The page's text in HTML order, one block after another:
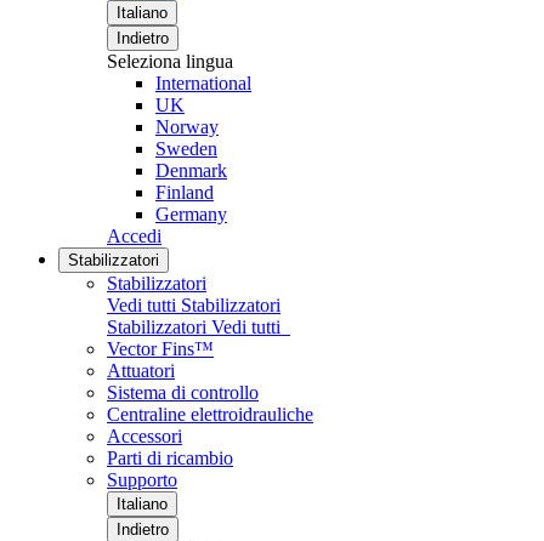
Italiano
Indietro
Seleziona lingua
International
UK
Norway
Sweden
Denmark
Finland
Germany
Accedi
Stabilizzatori
Stabilizzatori
Vedi tutti Stabilizzatori
Stabilizzatori Vedi tutti
Vector Fins™
Attuatori
Sistema di controllo
Centraline elettroidrauliche
Accessori
Parti di ricambio
Supporto
Italiano
Indietro